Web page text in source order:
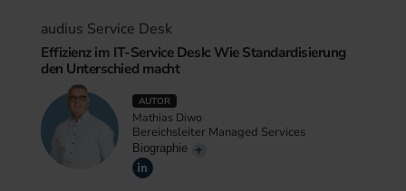
audius Service Desk
Effizienz im IT-Service Desk: Wie Standardisierung
den Unterschied macht
AUTOR
Mathias Diwo
Bereichsleiter Managed Services
Biographie